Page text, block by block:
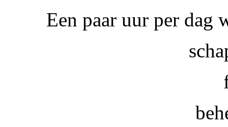
Een paar uur per dag